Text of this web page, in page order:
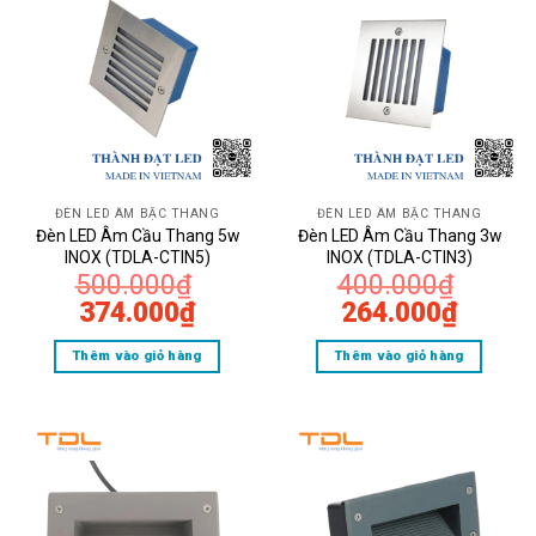
ĐÈN LED ÂM BẬC THANG
Đèn LED Âm Cầu Thang 5w
INOX (TDLA-CTIN5)
500.000₫
Giá
gốc
là:
374.000₫Giá
hiện
tại
Thêm vào giỏ hàng
ĐÈN LED ÂM BẬC THANG
Đèn LED Âm Cầu Thang 3w
INOX (TDLA-CTIN3)
400.000₫
Giá
gốc
là:
264.000₫Giá
hiện
tại
Thêm vào giỏ hàng